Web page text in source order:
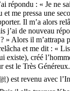
répondu : « Je ne
et me pressa une
Il m’a alors
j’ai de nouveau
» Alors il m’attrapa
et me dit : «
existe), créé
est le Très